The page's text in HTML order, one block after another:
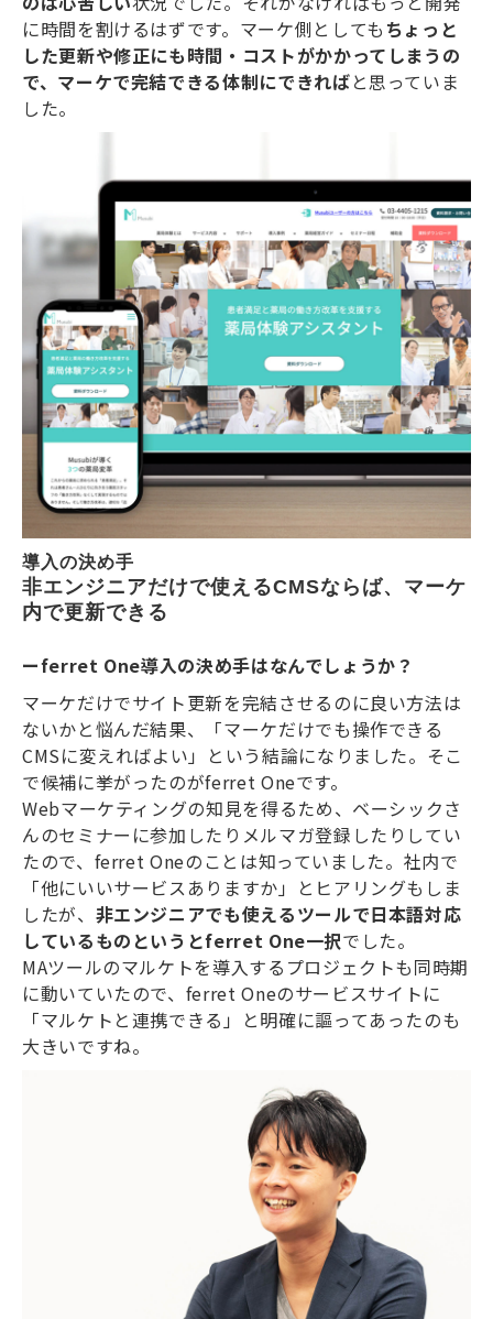
に時間を割けるはずです。マーケ側としても ちょっと
した更新や修正にも時間・コストがかかってしまうの
で、マーケで完結できる体制にできればと思っていま
した。
導入の決め手
非エンジニアだけで使えるCMSならば、マーケ
内で更新できる
ーferret One導入の決め手はなんでしょうか？
マーケだけでサイト更新を完結させるのに良い方法は
ないかと悩んだ結果、「マーケだけでも操作できる
CMSに変えればよい」という結論になりました。そこ
で候補に挙がったのがferret Oneです。
Webマーケティングの知見を得るため、ベーシックさ
んのセミナーに参加したりメルマガ登録したりしてい
たので、ferret Oneのことは知っていました。社内で
「他にいいサービスありますか」とヒアリングもしま
したが、 非エンジニアでも使えるツールで日本語対応
しているものというとferret One一択でした。
MAツールのマルケトを導入するプロジェクトも同時期
に動いていたので、ferret Oneのサービスサイトに
「マルケトと連携できる」と明確に謳ってあったのも
大きいですね。